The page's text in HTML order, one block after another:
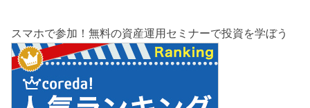
スマホで参加！無料の資産運用セミナーで投資を学ぼう